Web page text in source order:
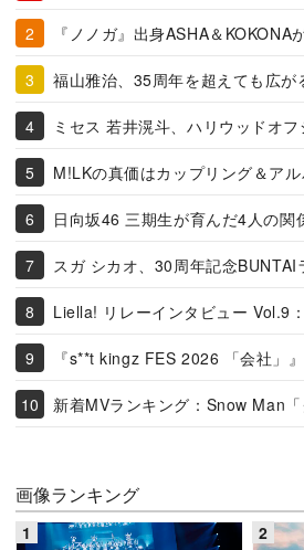
『ノノガ』出身ASHA＆KOKONA
福山雅治、35周年を超えても広が
ミセス 若井滉斗、ハリウッドオフ
M!LKの真価はカップリング＆アル
日向坂46 三期生が育んだ4人の関
スガ シカオ、30周年記念BUNTAI
Liella! リレーインタビュー Vol.9
『s**t kingz FES 2026 「会社」
新着MVランキング：Snow Man「
画像ランキング